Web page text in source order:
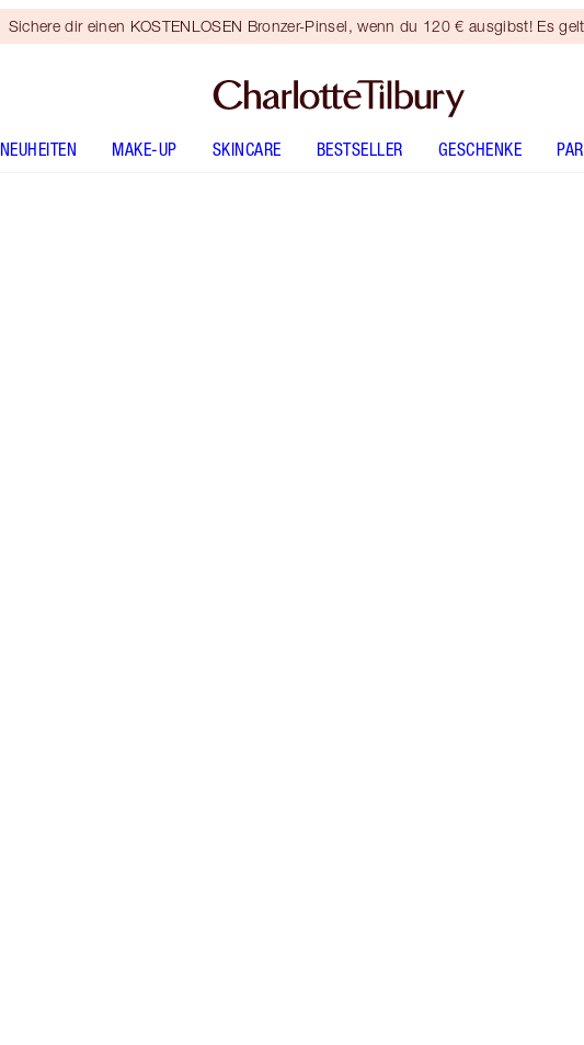
Sichere dir einen KOSTENLOSEN Bronzer-Pinsel, wenn du 120 € ausgibst! Es
NEUHEITEN MAKE-UP SKINCARE BESTSELLER GESCHENKE